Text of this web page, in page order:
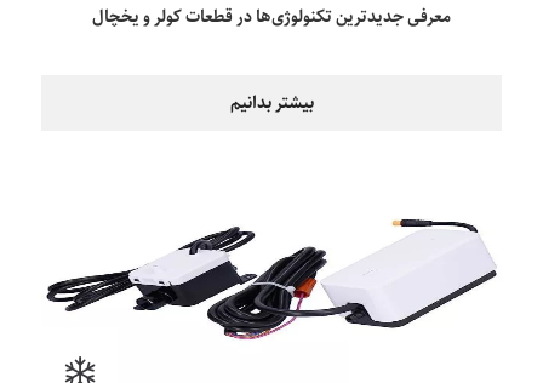
معرفی جدیدترین تکنولوژی‌ها در قطعات کولر و یخچال
بیشتر بدانیم